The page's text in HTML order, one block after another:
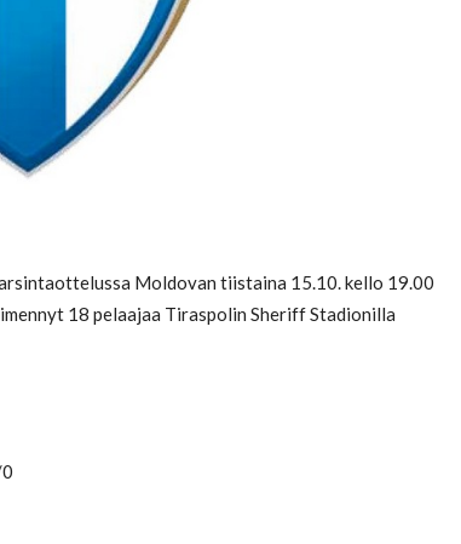
Moldovan tiistaina 15.10. kello 19.00
18 pelaajaa Tiraspolin Sheriff Stadionilla